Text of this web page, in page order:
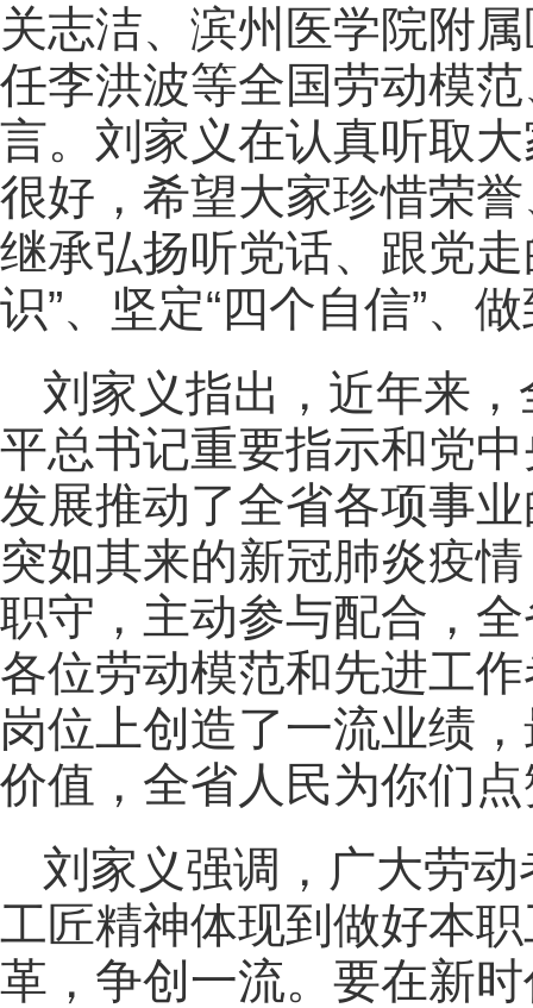
关志洁、滨州医学院附
任李洪波等全国劳动模
言。刘家义在认真听取
很好，希望大家珍惜荣
继承弘扬听党话、跟党
识”、坚定“四个自信”、
刘家义指出，近年来
平总书记重要指示和党
发展推动了全省各项事
突如其来的新冠肺炎疫
职守，主动参与配合，
各位劳动模范和先进工
岗位上创造了一流业绩
价值，全省人民为你们
刘家义强调，广大劳
工匠精神体现到做好本
革，争创一流。要在新